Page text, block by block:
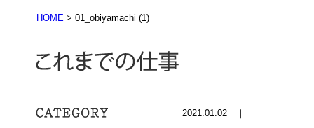
HOME > 01_obiyamachi (1)
2021.01.02 ｜